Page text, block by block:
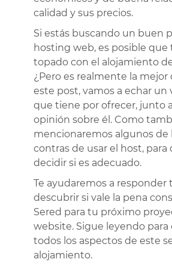
calidad y sus precios.
Si estás buscando un buen
hosting web, es posible que
topado con el alojamiento
¿Pero es realmente la mejor
este post, vamos a echar un
que tiene por ofrecer, junto
opinión sobre él. Como
mencionaremos algunos de
contras de usar el host, para
decidir si es adecuado.
Te ayudaremos a responder
descubrir si vale la pena
Sered para tu próximo
website. Sigue leyendo para
todos los aspectos de este
alojamiento.